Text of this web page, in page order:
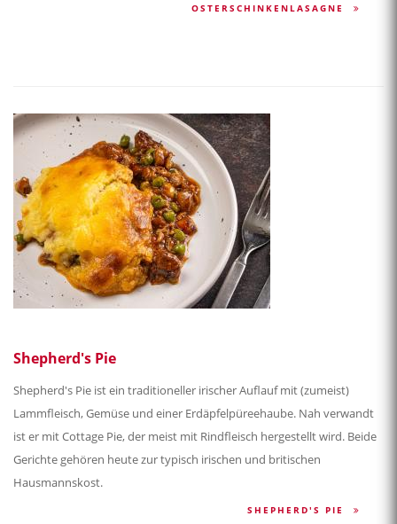
OSTERSCHINKENLASAGNE
Shepherd's Pie
Shepherd's Pie ist ein traditioneller irischer Auflauf mit (zumeist)
Lammfleisch, Gemüse und einer Erdäpfelpüreehaube. Nah verwandt
ist er mit Cottage Pie, der meist mit Rindfleisch hergestellt wird. Beide
Gerichte gehören heute zur typisch irischen und britischen
Hausmannskost.
SHEPHERD'S PIE